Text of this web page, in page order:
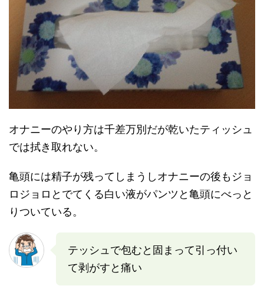
オナニーのやり方は千差万別だが乾いたティッシュ
では拭き取れない。
亀頭には精子が残ってしまうしオナニーの後もジョ
ロジョロとでてくる白い液がパンツと亀頭にべっと
りついている。
テッシュで包むと固まって引っ付い
て剥がすと痛い